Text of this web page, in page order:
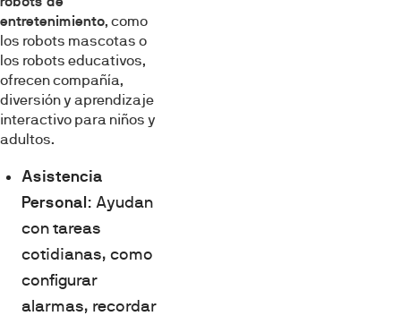
entretenimiento, como
los robots mascotas o
los robots educativos,
ofrecen compañía,
diversión y aprendizaje
interactivo para niños y
adultos.
Asistencia
Personal: Ayudan
con tareas
cotidianas, como
configurar
alarmas, recordar